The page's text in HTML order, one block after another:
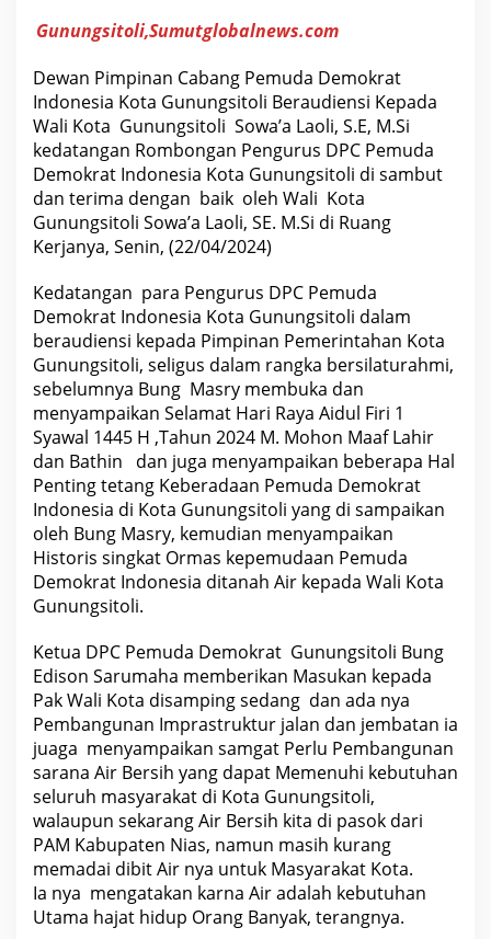
.
S
M
e
n
e
r
i
m
K
u
j
n
g
a
n
D
P
C
P
e
m
d
a
D
e
m
o
k
r
n
d
o
n
e
s
i
a
K
o
a
G
u
n
u
n
g
Gunungsitoli,Sumutglobalnews.com
Dewan Pimpinan Cabang Pemuda Demokrat
Indonesia Kota Gunungsitoli Beraudiensi Kepada
Wali Kota Gunungsitoli Sowa’a Laoli, S.E, M.Si
kedatangan Rombongan Pengurus DPC Pemuda
Demokrat Indonesia Kota Gunungsitoli di sambut
dan terima dengan baik oleh Wali Kota
Gunungsitoli Sowa’a Laoli, SE. M.Si di Ruang
Kerjanya, Senin, (22/04/2024)
Kedatangan para Pengurus DPC Pemuda
Demokrat Indonesia Kota Gunungsitoli dalam
beraudiensi kepada Pimpinan Pemerintahan Kota
Gunungsitoli, seligus dalam rangka bersilaturahmi,
sebelumnya Bung Masry membuka dan
menyampaikan Selamat Hari Raya Aidul Firi 1
Syawal 1445 H ,Tahun 2024 M. Mohon Maaf Lahir
dan Bathin dan juga menyampaikan beberapa Hal
Penting tetang Keberadaan Pemuda Demokrat
Indonesia di Kota Gunungsitoli yang di sampaikan
oleh Bung Masry, kemudian menyampaikan
Historis singkat Ormas kepemudaan Pemuda
Demokrat Indonesia ditanah Air kepada Wali Kota
Gunungsitoli.
Ketua DPC Pemuda Demokrat Gunungsitoli Bung
Edison Sarumaha memberikan Masukan kepada
Pak Wali Kota disamping sedang dan ada nya
Pembangunan Imprastruktur jalan dan jembatan ia
juaga menyampaikan samgat Perlu Pembangunan
sarana Air Bersih yang dapat Memenuhi kebutuhan
seluruh masyarakat di Kota Gunungsitoli,
walaupun sekarang Air Bersih kita di pasok dari
PAM Kabupaten Nias, namun masih kurang
memadai dibit Air nya untuk Masyarakat Kota.
Ia nya mengatakan karna Air adalah kebutuhan
Utama hajat hidup Orang Banyak, terangnya.